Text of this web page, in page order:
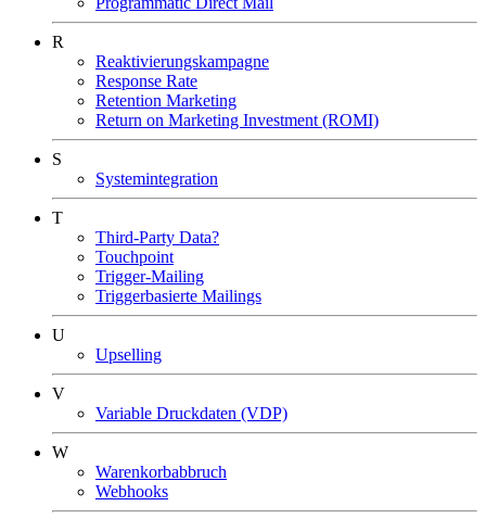
R
Reaktivierungskampagne
Response Rate
Retention Marketing
Return on Marketing Investment (ROMI)
S
Systemintegration
T
Third-Party Data?
Touchpoint
Trigger-Mailing
Triggerbasierte Mailings
U
Upselling
V
Variable Druckdaten (VDP)
W
Warenkorbabbruch
Webhooks